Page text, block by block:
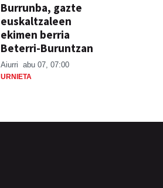
Burrunba, gazte
euskaltzaleen
ekimen berria
Beterri-Buruntzan
Aiurri abu 07, 07:00
URNIETA